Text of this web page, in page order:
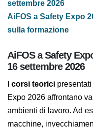
AiFOS a Safety Expo
settembre 2026
AiFOS a Safety Expo
AiFOS a Safety Expo
sulla formazione
AiFOS a Safety
16 settembre 2026
Icorsi teorici